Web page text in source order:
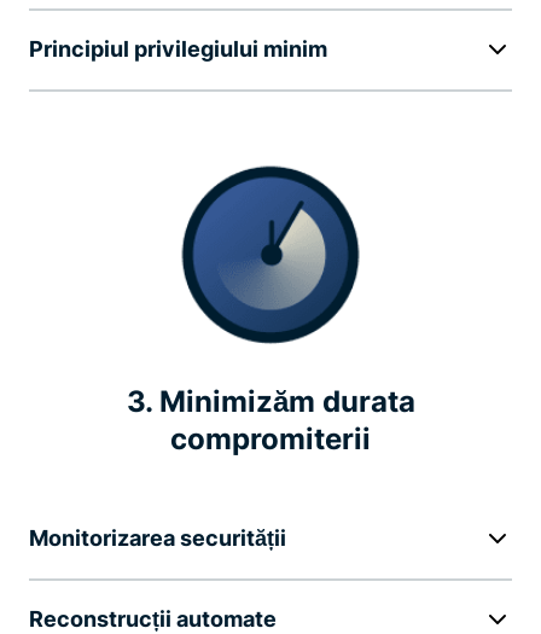
Principiul privilegiului minim
3. Minimizăm durata
compromiterii
Monitorizarea securității
Reconstrucții automate